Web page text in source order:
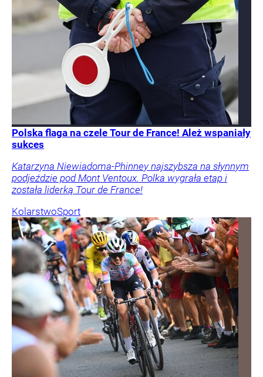
Polska flaga na czele Tour de France! Ależ wspaniały
sukces
Katarzyna Niewiadoma-Phinney najszybsza na słynnym
podjeździe pod Mont Ventoux. Polka wygrała etap i
została liderką Tour de France!
KolarstwoSport